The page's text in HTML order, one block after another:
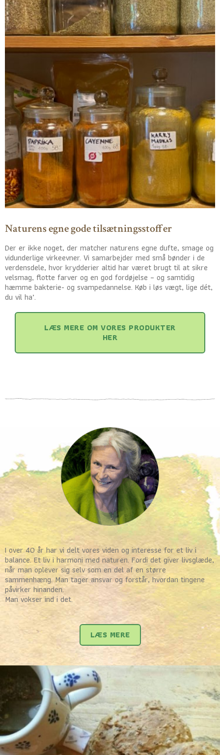
Naturens egne gode tilsætningsstoffer
Der er ikke noget, der matcher naturens egne dufte, smage og
vidunderlige virkeevner. Vi samarbejder med små bønder i de
verdensdele, hvor krydderier altid har været brugt til at sikre
velsmag, flotte farver og en god fordøjelse – og samtidig
hæmme bakterie- og svampedannelse. Køb i løs vægt, lige dét,
du vil ha’.
LÆS MERE OM VORES PRODUKTER
HER
I over 40 år har vi delt vores viden og interesse for et liv i
balance. Et liv i harmoni med naturen. Fordi det giver livsglæde,
når man oplever sig selv som en del af en større
sammenhæng. Man tager ansvar og forstår, hvordan tingene
påvirker hinanden.
Man vokser ind i det.
LÆS MERE